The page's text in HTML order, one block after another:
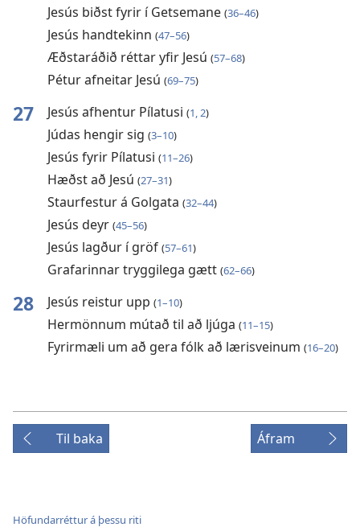
Jesús biðst fyrir í Getsemane (36–46)
Jesús handtekinn (47–56)
Æðstaráðið réttar yfir Jesú (57–68)
Pétur afneitar Jesú (69–75)
27 Jesús afhentur Pílatusi (1, 2)
Júdas hengir sig (3–10)
Jesús fyrir Pílatusi (11–26)
Hæðst að Jesú (27–31)
Staurfestur á Golgata (32–44)
Jesús deyr (45–56)
Jesús lagður í gröf (57–61)
Grafarinnar tryggilega gætt (62–66)
28 Jesús reistur upp (1–10)
Hermönnum mútað til að ljúga (11–15)
Fyrirmæli um að gera fólk að lærisveinum (16–20)
Til baka Áfram
Höfundarréttur á þessu riti